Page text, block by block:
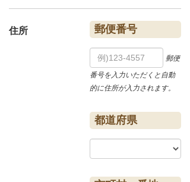
住所 郵便番号
郵便
番号を入力いただくと自動
的に住所が入力されます。
都道府県